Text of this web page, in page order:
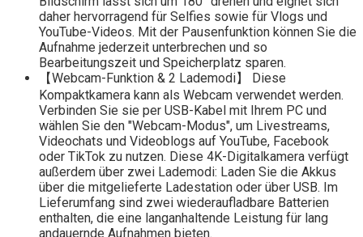
daher hervorragend für Selfies sowie für Vlogs und
YouTube-Videos. Mit der Pausenfunktion können Sie die
Aufnahme jederzeit unterbrechen und so
Bearbeitungszeit und Speicherplatz sparen.
【Webcam-Funktion & 2 Lademodi】 Diese
Kompaktkamera kann als Webcam verwendet werden.
Verbinden Sie sie per USB-Kabel mit Ihrem PC und
wählen Sie den "Webcam-Modus", um Livestreams,
Videochats und Videoblogs auf YouTube, Facebook
oder TikTok zu nutzen. Diese 4K-Digitalkamera verfügt
außerdem über zwei Lademodi: Laden Sie die Akkus
über die mitgelieferte Ladestation oder über USB. Im
Lieferumfang sind zwei wiederaufladbare Batterien
enthalten, die eine langanhaltende Leistung für lang
andauernde Aufnahmen bieten.